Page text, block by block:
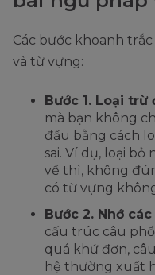
Các bước khoanh
và từ vựng:
Bước 1. Loại trừ
mà bạn không
đầu bằng cách
sai. Ví dụ, loại
về thì, không
có từ vựng
Bước 2. Nhớ
cấu trúc câu
quá khứ đơn,
hệ thường xuất